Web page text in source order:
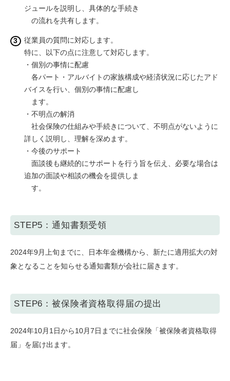
ジュールを説明し、具体的な手続き
の流れを共有します。
従業員の質問に対応します。
特に、以下の点に注意して対応します。
・個別の事情に配慮
各パート・アルバイトの家族構成や経済状況に応じたアド
バイスを行い、個別の事情に配慮し
ます。
・不明点の解消
社会保険の仕組みや手続きについて、不明点がないように
詳しく説明し、理解を深めます。
・今後のサポート
面談後も継続的にサポートを行う旨を伝え、必要な場合は
追加の面談や相談の機会を提供しま
す。
STEP5：通知書類受領
2024年9月上旬までに、日本年金機構から、新たに適用拡大の対
象となることを知らせる通知書類が会社に届きます。
STEP6：被保険者資格取得届の提出
2024年10月1日から10月7日までに社会保険「被保険者資格取得
届」を届け出ます。